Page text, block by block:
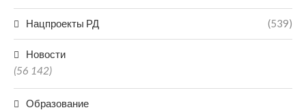
Нацпроекты РД (539)
Новости
(56 142)
Образование